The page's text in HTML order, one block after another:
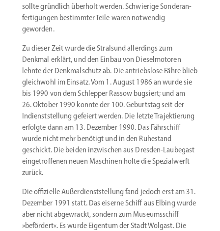
sollte gründlich überholt werden. Schwierige Sonder­an­
fer­ti­gungen bestimmter Teile waren notwendig
geworden.
Zu dieser Zeit wurde die ­Stralsund aller­dings zum
Denkmal erklärt, und den Einbau von Diesel­mo­toren
lehnte der Denkmal­schutz ab. Die antriebslose Fähre blieb
gleichwohl im Einsatz. Vom 1. August 1986 an wurde sie
bis 1990 von dem Schlepper Rassow bugsiert; und am
26. Oktober 1990 konnte der 100. Geburtstag seit der
Indienst­stellung gefeiert werden. Die letzte Trajek­tierung
erfolgte dann am 13. Dezember 1990. Das Fährschiff
wurde nicht mehr benötigt und in den Ruhestand
geschickt. Die beiden inzwi­schen aus Dresden-Laubegast
einge­trof­fenen neuen Maschinen holte die Spezi­al­werft
zurück.
Die offizielle Außer­dienst­stellung fand jedoch erst am 31.
Dezember 1991 statt. Das eiserne Schiff aus Elbing wurde
aber nicht abgewrackt, sondern zum Museums­schiff
»befördert«. Es wurde Eigentum der Stadt Wolgast. Die